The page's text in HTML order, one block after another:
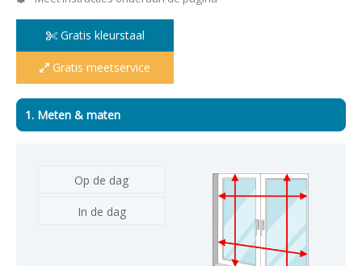
Gratis kleurstaal
Gratis meetservice
1. Meten & maten
Op de dag
In de dag